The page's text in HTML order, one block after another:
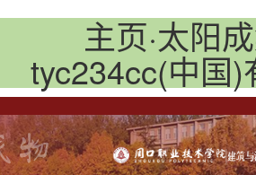
主页·太阳
tyc234cc(中国)